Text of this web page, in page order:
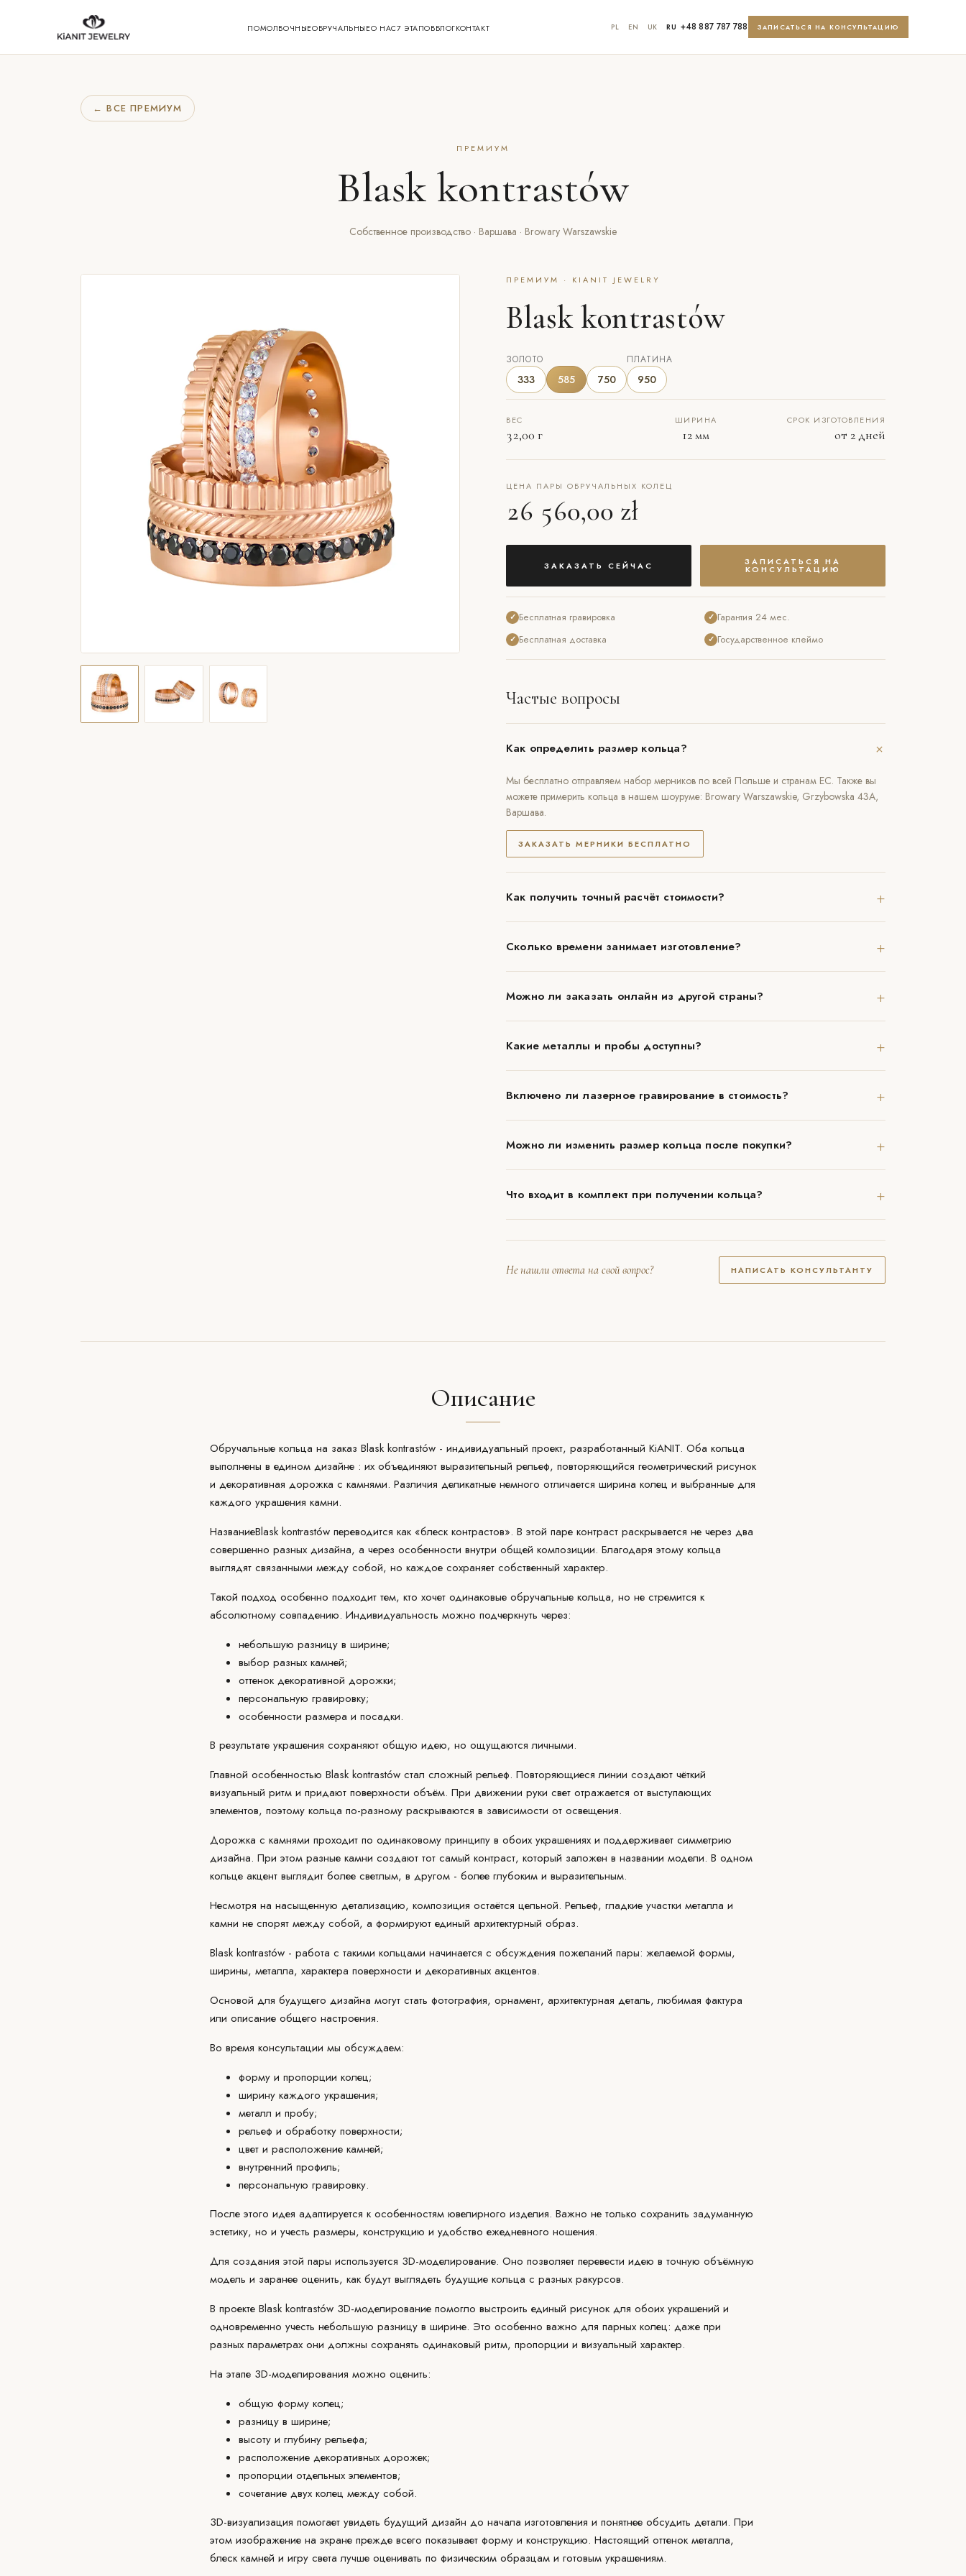
ПОМОЛВОЧНЫЕОБРУЧАЛЬНЫЕО НАС7 ЭТАПОВБЛОГКОНТАКТ PL EN UK RU +48 887 787 788 ЗАПИСАТЬСЯ НА КОНСУЛЬТАЦИЮ
← ВСЕ ПРЕМИУМ
ПРЕМИУМ
Blask kontrastów
Собственное производство · Варшава · Browary Warszawskie
ПРЕМИУМ · KIANIT JEWELRY
Blask kontrastów
ЗОЛОТО
333 585 750
ПЛАТИНА
950
ВЕС
32,00 г
ШИРИНА
12 мм
СРОК ИЗГОТОВЛЕНИЯ
от 2 дней
ЦЕНА ПАРЫ ОБРУЧАЛЬНЫХ КОЛЕЦ
26 560,00 zł
ЗАКАЗАТЬ СЕЙЧАС ЗАПИСАТЬСЯ НА
КОНСУЛЬТАЦИЮ
✓ Бесплатная гравировка
✓ Бесплатная доставка
✓ Гарантия 24 мес.
✓ Государственное клеймо
Частые вопросы
Как определить размер кольца? +
Мы бесплатно отправляем набор мерников по всей Польше и странам ЕС. Также вы
можете примерить кольца в нашем шоуруме: Browary Warszawskie, Grzybowska 43A,
Варшава.
ЗАКАЗАТЬ МЕРНИКИ БЕСПЛАТНО
Как получить точный расчёт стоимости? +
Сколько времени занимает изготовление? +
Можно ли заказать онлайн из другой страны? +
Какие металлы и пробы доступны? +
Включено ли лазерное гравирование в стоимость? +
Можно ли изменить размер кольца после покупки? +
Что входит в комплект при получении кольца? +
Не нашли ответа на свой вопрос? НАПИСАТЬ КОНСУЛЬТАНТУ
Описание
Обручальные кольца на заказ Blask kontrastów - индивидуальный проект, разработанный KiANIT. Оба кольца
выполнены в едином дизайне : их объединяют выразительный рельеф, повторяющийся геометрический рисунок
и декоративная дорожка с камнями. Различия деликатные немного отличается ширина колец и выбранные для
каждого украшения камни.
НазваниеBlask kontrastów переводится как «блеск контрастов». В этой паре контраст раскрывается не через два
совершенно разных дизайна, а через особенности внутри общей композиции. Благодаря этому кольца
выглядят связанными между собой, но каждое сохраняет собственный характер.
Такой подход особенно подходит тем, кто хочет одинаковые обручальные кольца, но не стремится к
абсолютному совпадению. Индивидуальность можно подчеркнуть через:
небольшую разницу в ширине;
выбор разных камней;
оттенок декоративной дорожки;
персональную гравировку;
особенности размера и посадки.
В результате украшения сохраняют общую идею, но ощущаются личными.
Главной особенностью Blask kontrastów стал сложный рельеф. Повторяющиеся линии создают чёткий
визуальный ритм и придают поверхности объём. При движении руки свет отражается от выступающих
элементов, поэтому кольца по-разному раскрываются в зависимости от освещения.
Дорожка с камнями проходит по одинаковому принципу в обоих украшениях и поддерживает симметрию
дизайна. При этом разные камни создают тот самый контраст, который заложен в названии модели. В одном
кольце акцент выглядит более светлым, в другом - более глубоким и выразительным.
Несмотря на насыщенную детализацию, композиция остаётся цельной. Рельеф, гладкие участки металла и
камни не спорят между собой, а формируют единый архитектурный образ.
Blask kontrastów - работа с такими кольцами начинается с обсуждения пожеланий пары: желаемой формы,
ширины, металла, характера поверхности и декоративных акцентов.
Основой для будущего дизайна могут стать фотография, орнамент, архитектурная деталь, любимая фактура
или описание общего настроения.
Во время консультации мы обсуждаем:
форму и пропорции колец;
ширину каждого украшения;
металл и пробу;
рельеф и обработку поверхности;
цвет и расположение камней;
внутренний профиль;
персональную гравировку.
После этого идея адаптируется к особенностям ювелирного изделия. Важно не только сохранить задуманную
эстетику, но и учесть размеры, конструкцию и удобство ежедневного ношения.
Для создания этой пары используется 3D-моделирование. Оно позволяет перевести идею в точную объёмную
модель и заранее оценить, как будут выглядеть будущие кольца с разных ракурсов.
В проекте Blask kontrastów 3D-моделирование помогло выстроить единый рисунок для обоих украшений и
одновременно учесть небольшую разницу в ширине. Это особенно важно для парных колец: даже при
разных параметрах они должны сохранять одинаковый ритм, пропорции и визуальный характер.
На этапе 3D-моделирования можно оценить:
общую форму колец;
разницу в ширине;
высоту и глубину рельефа;
расположение декоративных дорожек;
пропорции отдельных элементов;
сочетание двух колец между собой.
3D-визуализация помогает увидеть будущий дизайн до начала изготовления и понятнее обсудить детали. При
этом изображение на экране прежде всего показывает форму и конструкцию. Настоящий оттенок металла,
блеск камней и игру света лучше оценивать по физическим образцам и готовым украшениям.